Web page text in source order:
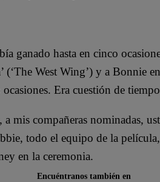
ganado hasta en cinco
(‘The West Wing’) y a Bonnie
Era cuestión de
a mis compañeras nominadas,
todo el equipo de la
en la ceremonia.
Encuéntranos también en